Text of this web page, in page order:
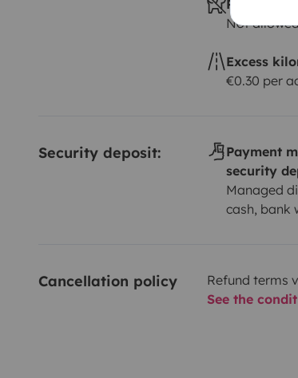
disponemos de muchos complementos
viajar contigo en nuestra furgo. Solo
Pets
Not
Excess
€0.30 per
Security deposit:
Payment
security
Managed
cash, bank
Cancellation policy
Refund terms
See the